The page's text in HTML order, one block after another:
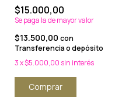
$15.000,00
Se paga la de mayor valor
$13.500,00 con
Transferencia o depósito
3x$5.000,00 sin interés
Comprar